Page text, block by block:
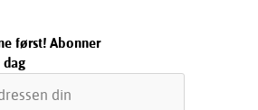
først! Abonner
dag